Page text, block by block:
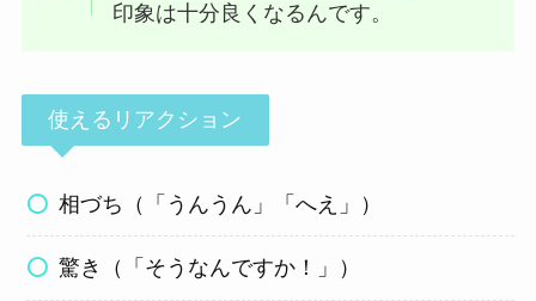
印象は十分良くなるんです。
使えるリアクション
相づち（「うんうん」「へえ」）
驚き（「そうなんですか！」）